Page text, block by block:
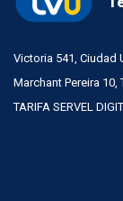
Victoria 541, Ciudad
Marchant Pereira 10,
TARIFA SERVEL